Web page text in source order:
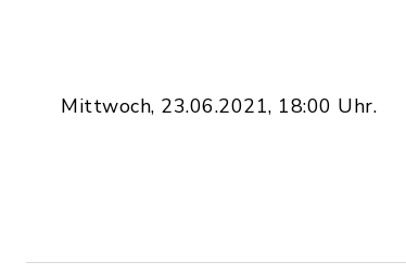
Mittwoch, 23.06.2021, 18:00 Uhr.